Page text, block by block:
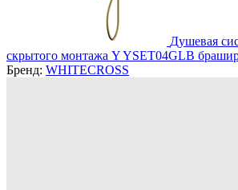
Душевая
скрытого монтажа Y YSET04GLB
Бренд: WHITECROSS